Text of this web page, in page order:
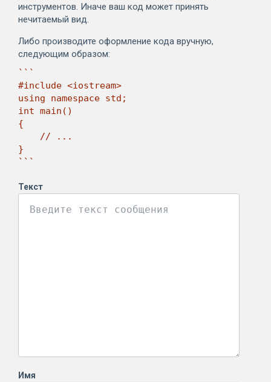
инструментов. Иначе ваш код может принять
нечитаемый вид.
Либо производите оформление кода вручную,
следующим образом:
```
#include <iostream>
using namespace std;
int main()
{
}
```
Текст
Имя